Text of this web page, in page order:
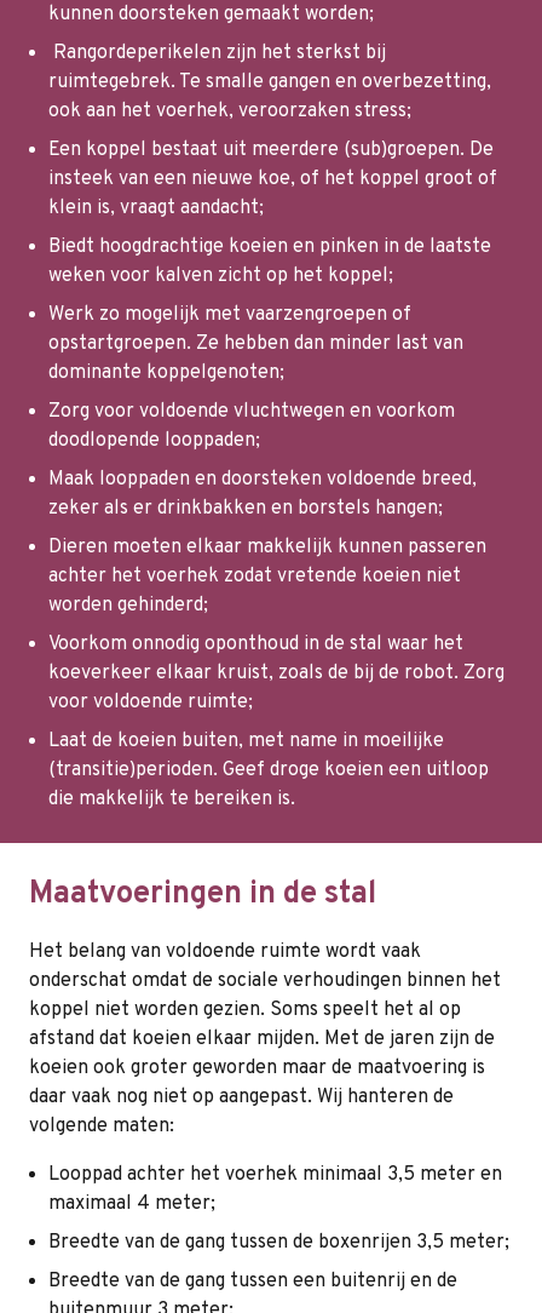
kunnen doorsteken gemaakt worden;
Rangordeperikelen zijn het sterkst bij
ruimtegebrek. Te smalle gangen en overbezetting,
ook aan het voerhek, veroorzaken stress;
Een koppel bestaat uit meerdere (sub)groepen. De
insteek van een nieuwe koe, of het koppel groot of
klein is, vraagt aandacht;
Biedt hoogdrachtige koeien en pinken in de laatste
weken voor kalven zicht op het koppel;
Werk zo mogelijk met vaarzengroepen of
opstartgroepen. Ze hebben dan minder last van
dominante koppelgenoten;
Zorg voor voldoende vluchtwegen en voorkom
doodlopende looppaden;
Maak looppaden en doorsteken voldoende breed,
zeker als er drinkbakken en borstels hangen;
Dieren moeten elkaar makkelijk kunnen passeren
achter het voerhek zodat vretende koeien niet
worden gehinderd;
Voorkom onnodig oponthoud in de stal waar het
koeverkeer elkaar kruist, zoals de bij de robot. Zorg
voor voldoende ruimte;
Laat de koeien buiten, met name in moeilijke
(transitie)perioden. Geef droge koeien een uitloop
die makkelijk te bereiken is.
Maatvoeringen in de stal
Het belang van voldoende ruimte wordt vaak
onderschat omdat de sociale verhoudingen binnen het
koppel niet worden gezien. Soms speelt het al op
afstand dat koeien elkaar mijden. Met de jaren zijn de
koeien ook groter geworden maar de maatvoering is
daar vaak nog niet op aangepast. Wij hanteren de
volgende maten:
Looppad achter het voerhek minimaal 3,5 meter en
maximaal 4 meter;
Breedte van de gang tussen de boxenrijen 3,5 meter;
Breedte van de gang tussen een buitenrij en de